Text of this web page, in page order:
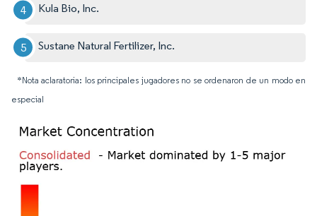
Kula Bio, Inc.
Sustane Natural Fertilizer, Inc.
*Nota aclaratoria: los principales jugadores no se ordenaron de un modo en
especial